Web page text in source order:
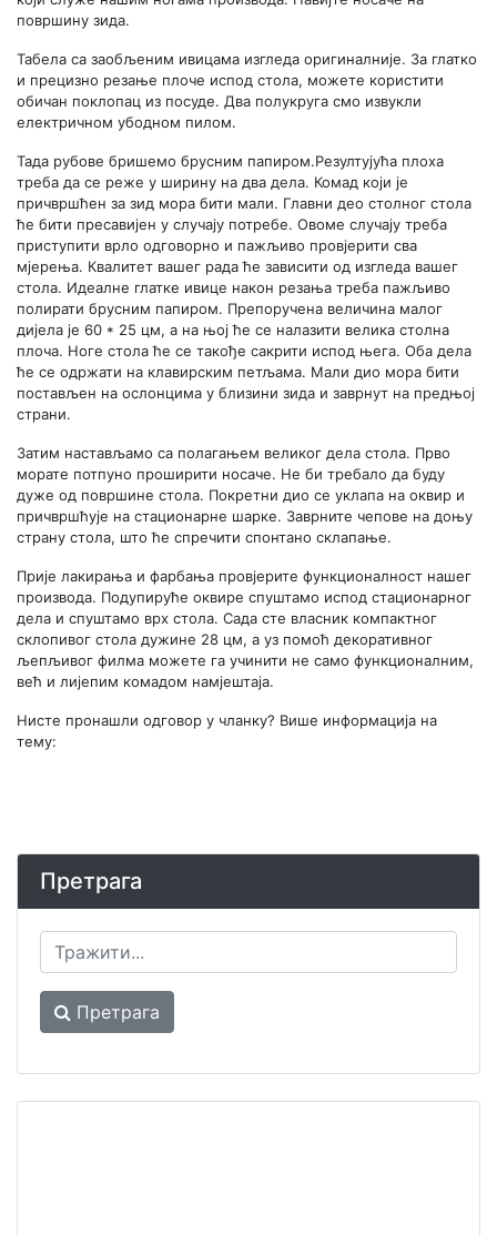
површину зида.
Табела са заобљеним ивицама изгледа оригиналније. За глатко
и прецизно резање плоче испод стола, можете користити
обичан поклопац из посуде. Два полукруга смо извукли
електричном убодном пилом.
Тада рубове бришемо брусним папиром.Резултујућа плоха
треба да се реже у ширину на два дела. Комад који је
причвршћен за зид мора бити мали. Главни део столног стола
ће бити пресавијен у случају потребе. Овоме случају треба
приступити врло одговорно и пажљиво провјерити сва
мјерења. Квалитет вашег рада ће зависити од изгледа вашег
стола. Идеалне глатке ивице након резања треба пажљиво
полирати брусним папиром. Препоручена величина малог
дијела је 60 * 25 цм, а на њој ће се налазити велика столна
плоча. Ноге стола ће се такође сакрити испод њега. Оба дела
ће се одржати на клавирским петљама. Мали дио мора бити
постављен на ослонцима у близини зида и заврнут на предњој
страни.
Затим настављамо са полагањем великог дела стола. Прво
морате потпуно проширити носаче. Не би требало да буду
дуже од површине стола. Покретни дио се уклапа на оквир и
причвршћује на стационарне шарке. Заврните чепове на доњу
страну стола, што ће спречити спонтано склапање.
Прије лакирања и фарбања провјерите функционалност нашег
производа. Подупируће оквире спуштамо испод стационарног
дела и спуштамо врх стола. Сада сте власник компактног
склопивог стола дужине 28 цм, а уз помоћ декоративног
љепљивог филма можете га учинити не само функционалним,
већ и лијепим комадом намјештаја.
Нисте пронашли одговор у чланку? Више информација на
тему:
Претрага
Претрага